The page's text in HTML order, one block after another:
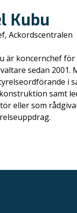
Kubu
Ackordscentralen
är koncernchef
sedan 2001.
i
samt
eller som